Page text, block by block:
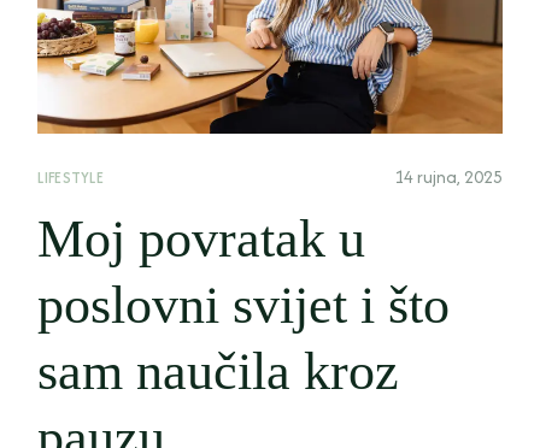
LIFESTYLE 14 rujna, 2025
Moj povratak u
poslovni svijet i što
sam naučila kroz